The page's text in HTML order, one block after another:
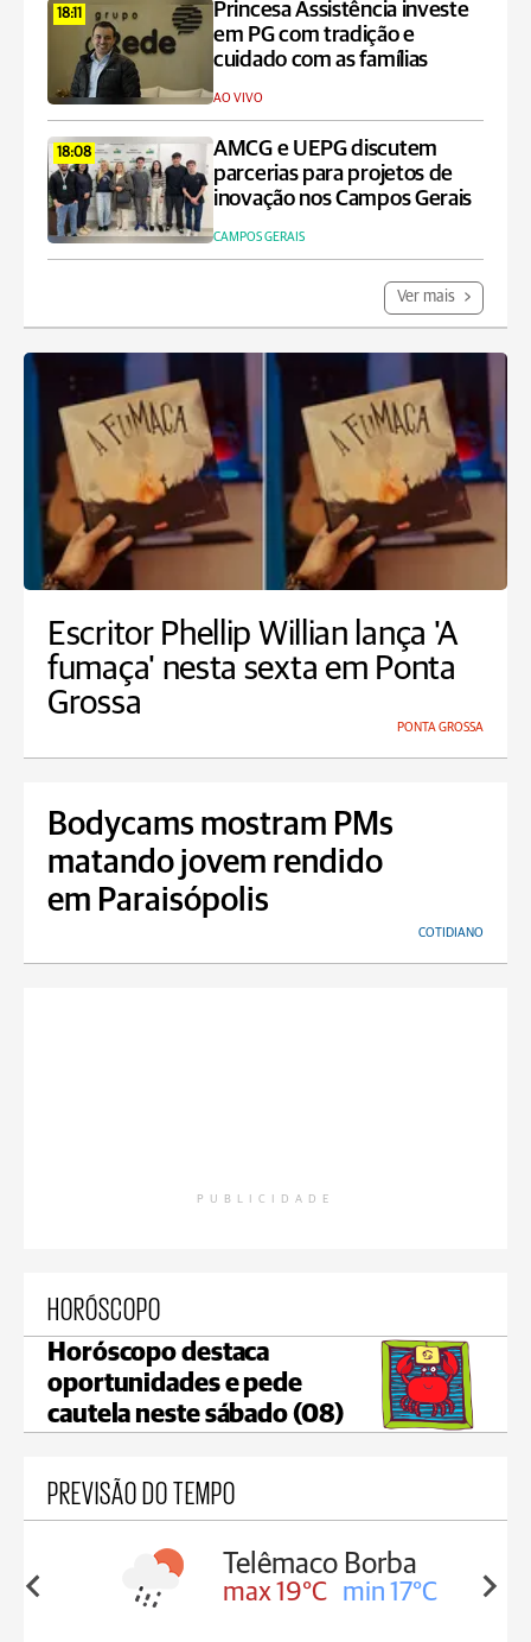
18:11
Princesa Assistência investe
em PG com tradição e
cuidado com as famílias
AO VIVO
18:08
AMCG e UEPG discutem
parcerias para projetos de
inovação nos Campos Gerais
CAMPOS GERAIS
Ver mais
Escritor Phellip Willian lança 'A
fumaça' nesta sexta em Ponta
Grossa
PONTA GROSSA
Bodycams mostram PMs
matando jovem rendido
em Paraisópolis
COTIDIANO
PUBLICIDADE
HORÓSCOPO
Horóscopo destaca
oportunidades e pede
cautela neste sábado (08)
PREVISÃO DO TEMPO
18°C
Telêmaco Borba
max 19°C min 17°C